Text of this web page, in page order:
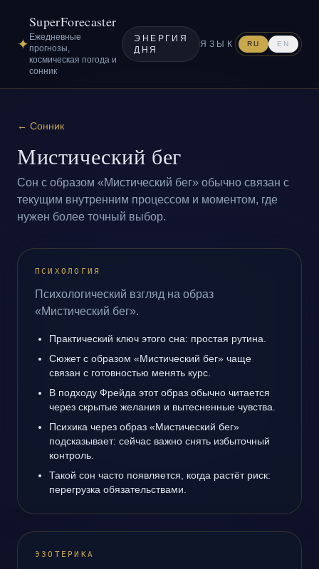
✦
SuperForecaster
Ежедневные
прогнозы,
космическая погода и
сонник
ЭНЕРГИЯ
ДНЯ
ЯЗЫК RU EN
← Сонник
Мистический бег
Сон с образом «Мистический бег» обычно связан с
текущим внутренним процессом и моментом, где
нужен более точный выбор.
ПСИХОЛОГИЯ
Психологический взгляд на образ
«Мистический бег».
Практический ключ этого сна: простая рутина.
Сюжет с образом «Мистический бег» чаще
связан с готовностью менять курс.
В подходу Фрейда этот образ обычно читается
через скрытые желания и вытесненные чувства.
Психика через образ «Мистический бег»
подсказывает: сейчас важно снять избыточный
контроль.
Такой сон часто появляется, когда растёт риск:
перегрузка обязательствами.
ЭЗОТЕРИКА